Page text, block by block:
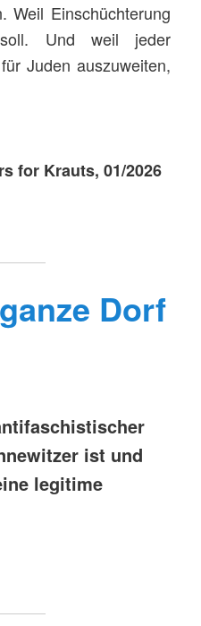
Weil Einschüchterung
Und weil jeder
Juden auszuweiten,
for Krauts, 01/2026
Dorf
ist und
legitime